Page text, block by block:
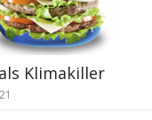
Klimakiller